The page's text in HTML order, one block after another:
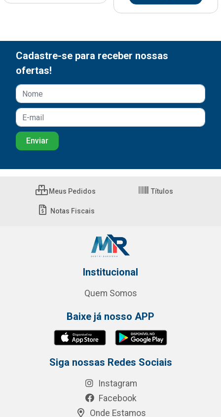
Cadastre-se para receber nossas
ofertas!
Meus Pedidos Títulos
Notas Fiscais
Institucional
Quem Somos
Baixe já nosso APP
Siga nossas Redes Sociais
Instagram
Facebook
Onde Estamos